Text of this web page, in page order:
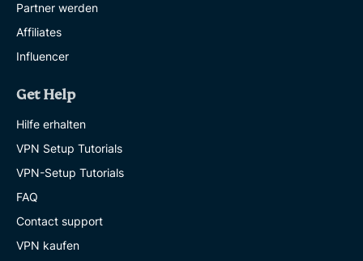
Partner werden
Affiliates
Influencer
Get Help
Hilfe erhalten
VPN Setup Tutorials
VPN-Setup Tutorials
FAQ
Contact support
VPN kaufen